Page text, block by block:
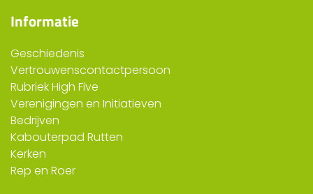
Informatie
Geschiedenis
Vertrouwenscontactpersoon
Rubriek High Five
Verenigingen en Initiatieven
Bedrijven
Kabouterpad Rutten
Kerken
Rep en Roer